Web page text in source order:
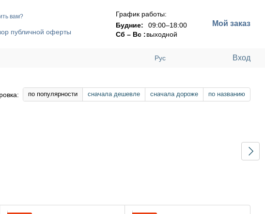
вам?
публичной оферты
График работы:
Будние:
09:00–18:00
Сб – Вс :выходной
Мой заказ
Рус Вход
по популярности сначала дешевле сначала дороже по названию